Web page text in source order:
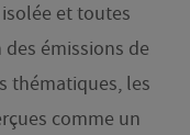
et toutes
émissions de
thématiques, les
comme un